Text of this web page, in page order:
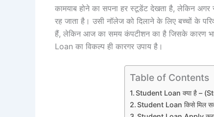
कामयाब होने का सपना हर स्टूडेंट देखता है, लेकिन
रह जाता है। उसी नॉलेज को दिलाने के लिए बच्चों के
हैं, लेकिन आज का समय कंपटीशन का है जिसके कारण
Loan का विकल्प ही कारगर उपाय है।
Table of Contents
Student Loan क्या है –
Student Loan किसे मिल